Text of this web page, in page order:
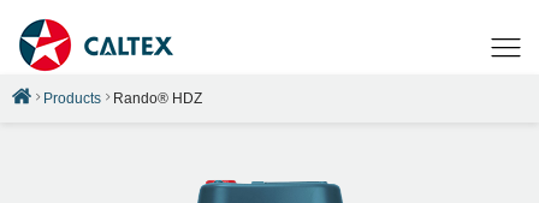
Products Rando® HDZ